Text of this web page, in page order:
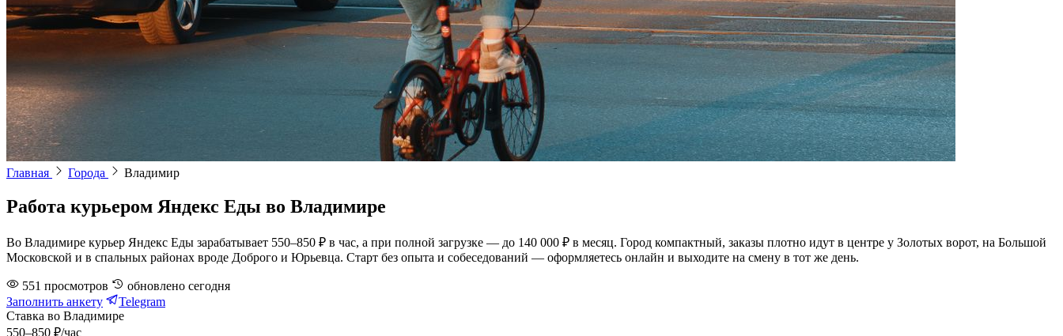
Главная Города Владимир
Работа курьером Яндекс Еды во Владимире
Во Владимире курьер Яндекс Еды зарабатывает 550–850 ₽ в час, а при полной загрузке — до 140 000 ₽ в месяц. Город компактный, заказы плотно идут в центре у Золотых ворот, на Большой
Московской и в спальных районах вроде Доброго и Юрьевца. Старт без опыта и собеседований — оформляетесь онлайн и выходите на смену в тот же день.
551 просмотров обновлено сегодня
Заполнить анкету
Telegram
Ставка во Владимире
550–850 ₽/час